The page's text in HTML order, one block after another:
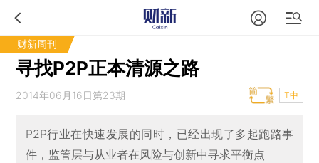
财新周刊
寻找P2P正本清源之路
2014年06月16日第23期 T中
P2P行业在快速发展的同时，已经出现了多起跑路事
件，监管层与从业者在风险与创新中寻求平衡点